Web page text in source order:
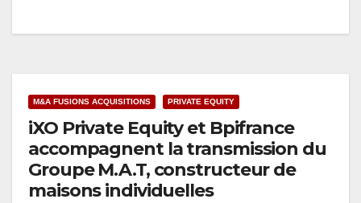
M&A FUSIONS ACQUISITIONS PRIVATE EQUITY
iXO Private Equity et Bpifrance
accompagnent la transmission du
Groupe M.A.T, constructeur de
maisons individuelles